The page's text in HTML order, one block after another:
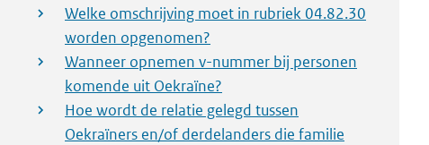
Welke omschrijving moet in rubriek 04.82.30
worden opgenomen?
Wanneer opnemen v-nummer bij personen
komende uit Oekraïne?
Hoe wordt de relatie gelegd tussen
Oekraïners en/of derdelanders die familie